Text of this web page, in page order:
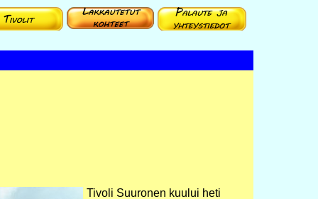
Tivoli Suuronen kuului heti